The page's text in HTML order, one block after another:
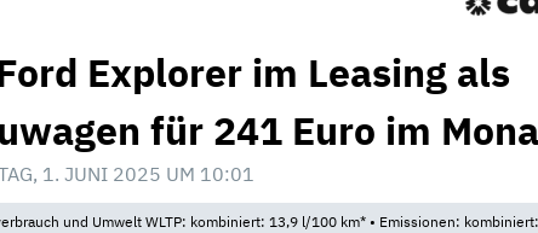
Explorer im Leasing als
für 241 Euro im
1. JUNI 2025 UM 10:01
und Umwelt WLTP: kombiniert: 13,9 l/100 km* • Emissionen: